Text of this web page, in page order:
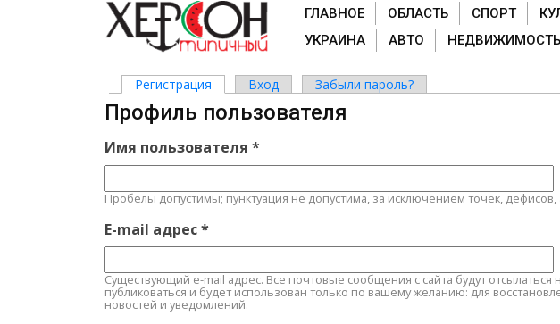
ГЛАВНОЕ ОБЛАСТЬ СПОРТ
УКРАИНА
АВТО НЕДВИЖИМОСТЬ
Главные вкладки
Регистрация (активная вкладка)
Вход Забыли пароль?
Профиль пользователя
Имя пользователя *
Пробелы допустимы; пунктуация не допустима, за исключением точек,
E-mail адрес*
Существующий e-mail адрес. Все почтовые сообщения с сайта будут отсылаться
публиковаться и будет использован только по вашему желанию: для
новостей и уведомлений.